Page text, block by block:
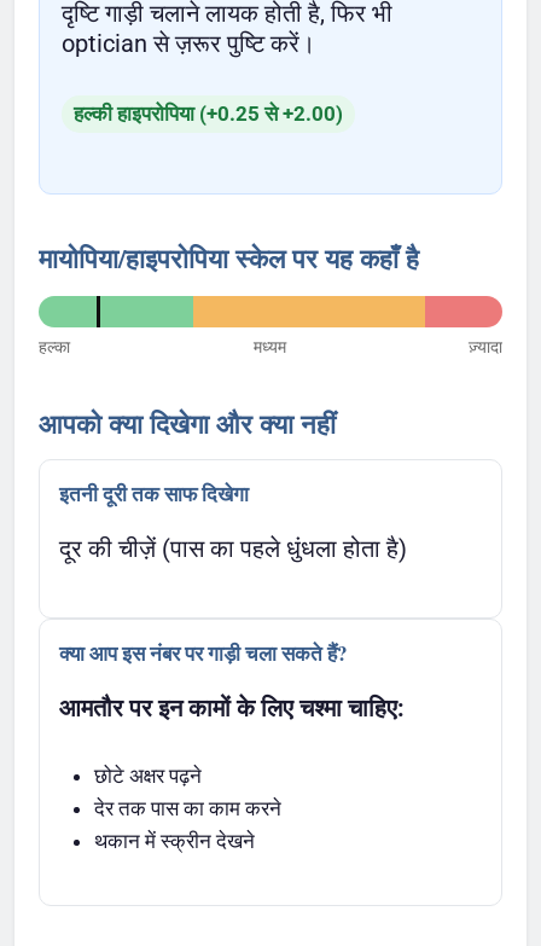
दृष्टि गाड़ी चलाने लायक होती है, फिर भी
optician से ज़रूर पुष्टि करें।
हल्की हाइपरोपिया (+0.25 से +2.00)
मायोपिया/हाइपरोपिया स्केल पर यह कहाँ है
हल्का मध्यम ज़्यादा
आपको क्या दिखेगा और क्या नहीं
इतनी दूरी तक साफ दिखेगा
दूर की चीज़ें (पास का पहले धुंधला होता है)
क्या आप इस नंबर पर गाड़ी चला सकते हैं?
आमतौर पर इन कामों के लिए चश्मा चाहिए:
छोटे अक्षर पढ़ने
देर तक पास का काम करने
थकान में स्क्रीन देखने